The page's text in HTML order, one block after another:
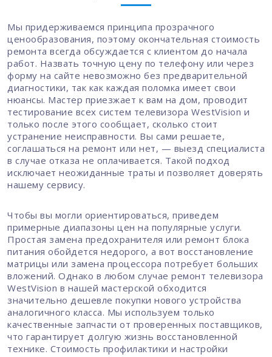
Мы придерживаемся принципа прозрачного
ценообразования, поэтому окончательная стоимость
ремонта всегда обсуждается с клиентом до начала
работ. Назвать точную цену по телефону или через
форму на сайте невозможно без предварительной
диагностики, так как каждая поломка имеет свои
нюансы. Мастер приезжает к вам на дом, проводит
тестирование всех систем телевизора WestVision и
только после этого сообщает, сколько стоит
устранение неисправности. Вы сами решаете,
соглашаться на ремонт или нет, — выезд специалиста
в случае отказа не оплачивается. Такой подход
исключает неожиданные траты и позволяет доверять
нашему сервису.
Чтобы вы могли ориентироваться, приведем
примерные диапазоны цен на популярные услуги.
Простая замена предохранителя или ремонт блока
питания обойдется недорого, а вот восстановление
матрицы или замена процессора потребует больших
вложений. Однако в любом случае ремонт телевизора
WestVision в нашей мастерской обходится
значительно дешевле покупки нового устройства
аналогичного класса. Мы используем только
качественные запчасти от проверенных поставщиков,
что гарантирует долгую жизнь восстановленной
технике. Стоимость профилактики и настройки